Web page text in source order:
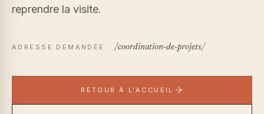
reprendre la visite.
ADRESSE DEMANDÉE : /coordination-de-projets/
RETOUR À L'ACCUEIL